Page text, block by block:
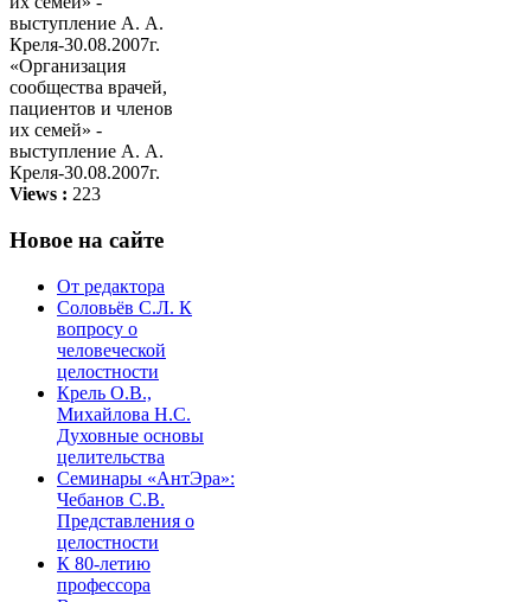
«Организация
сообщества врачей,
пациентов и членов
их семей» -
выступление А. А.
Креля-30.08.2007г.
Views : 223
Новое на сайте
От редактора
Соловьёв С.Л. К
вопросу о
человеческой
целостности
Крель О.В.,
Михайлова Н.С.
Духовные основы
целительства
Семинары «АнтЭра»:
Чебанов С.В.
Представления о
целостности
К 80-летию
профессора